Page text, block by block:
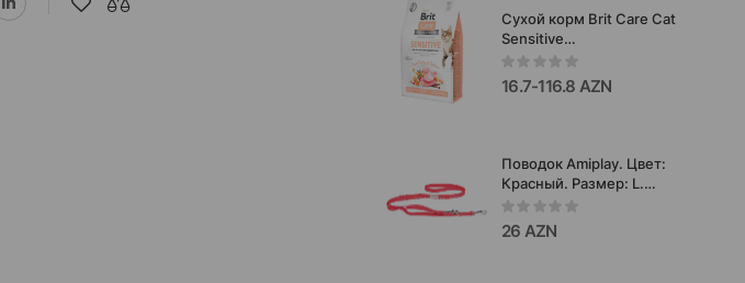
Сухой корм Brit Care Cat
Sensitive
HDigestion&Delicate
Taste Hypoallergenic,
Super Premium
лососем для здоровое
пищеварение и
иммунитета взрослых
кошек.
16.7-116.8 AZN
Поводок Amiplay. Цвет:
Красный. Размер: L.
Длина: 100-200х2.5 см.
26 AZN